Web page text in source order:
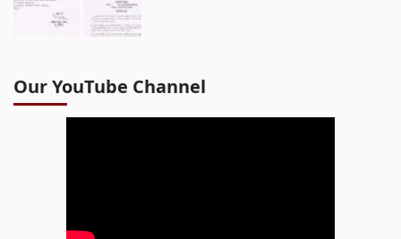
Our YouTube Channel